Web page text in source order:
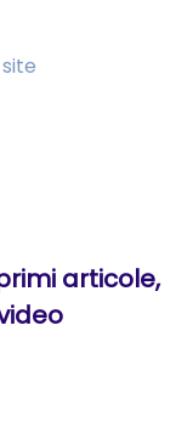
site
articole,